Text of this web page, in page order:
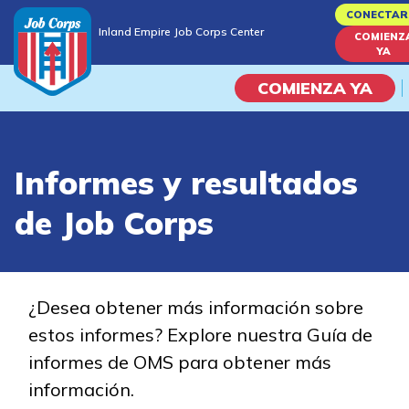
to
content
Inland Empire Job Corps Center
YA
COMIENZA YA
Vida En El Campus
Habilidades académicas
Estudiar
Programas de
Informes y resultados
de Job Corps
¿Desea obtener más información sobre
estos informes? Explore nuestra Guía de
informes de OMS para obtener más
información.